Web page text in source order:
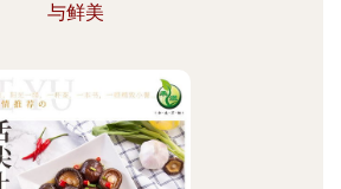
与鲜美